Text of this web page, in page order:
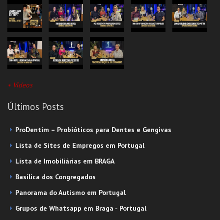
+ Vídeos
Últimos Posts
ProDentim – Probióticos para Dentes e Gengivas
Lista de Sites de Empregos em Portugal
Lista de Imobiliárias em BRAGA
Basílica dos Congregados
Panorama do Autismo em Portugal
Grupos de Whatsapp em Braga - Portugal